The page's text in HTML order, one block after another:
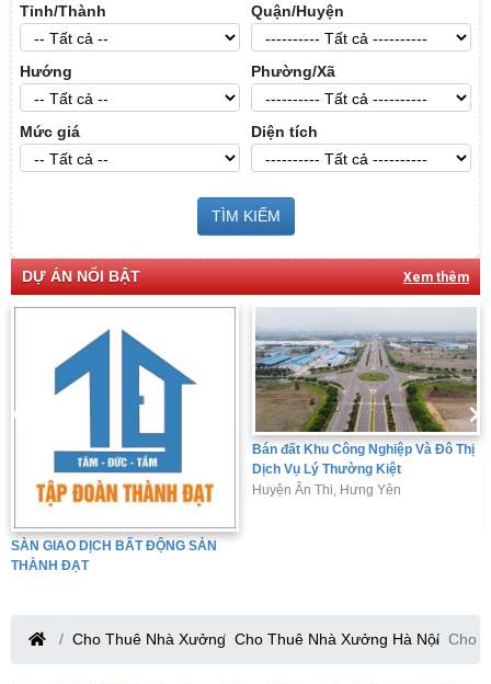
Tỉnh/Thành Quận/Huyện
Hướng Phường/Xã
Mức giá Diện tích
TÌM KIẾM
DỰ ÁN NỔI BẬT Xem thêm
SÀN GIAO DỊCH BẤT ĐỘNG SẢN
THÀNH ĐẠT
Bán đất Khu Công Nghiệp Và Đô Thị
Dịch Vụ Lý Thường Kiệt
Huyện Ân Thi, Hưng Yên
Cho Thuê Nhà Xưởng Cho Thuê Nhà Xưởng Hà Nội Cho